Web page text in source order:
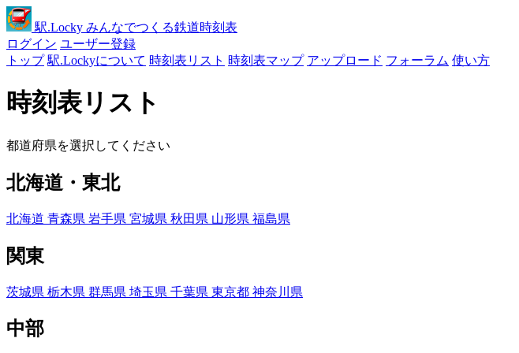
駅.Locky みんなでつくる鉄道時刻表
ログイン ユーザー登録
トップ 駅.Lockyについて 時刻表リスト 時刻表マップ アップロード フォーラム 使い方
時刻表リスト
都道府県を選択してください
北海道・東北
北海道 青森県 岩手県 宮城県 秋田県 山形県 福島県
関東
茨城県 栃木県 群馬県 埼玉県 千葉県 東京都 神奈川県
中部